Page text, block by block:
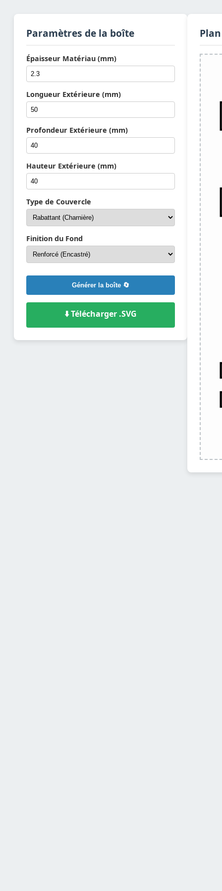
Paramètres de la boîte
Épaisseur Matériau (mm)
Longueur Extérieure (mm)
Profondeur Extérieure (mm)
Hauteur Extérieure (mm)
Type de Couvercle
Finition du Fond
Générer la boîte 🔄
⬇️ Télécharger .SVG